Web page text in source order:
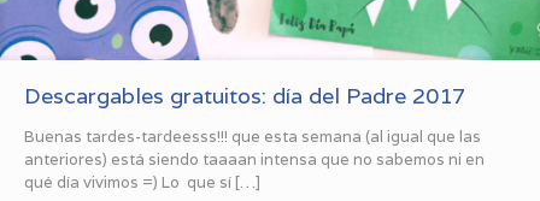
Descargables gratuitos: día del Padre 2017
Buenas tardes-tardeesss!!! que esta semana (al igual que las
anteriores) está siendo taaaan intensa que no sabemos ni en
qué día vivimos =) Lo que sí […]